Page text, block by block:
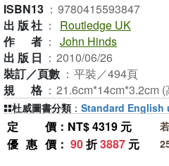
ISBN13 ： 9780415593847
出版社 ：
Routledge UK
作者 ： John Hinds
出版日 ： 2010/06/26
裝訂／頁數 ： 平裝／494頁
規格 ： 21.6cm*14cm*3.2cm (
定價 ：NT$ 4319 元
優惠價 ： 90折3887 元
杜威圖書分類 ： Standard English